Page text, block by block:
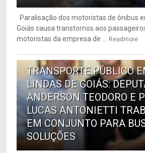
Paralisação dos motoristas de ônibus
Goiás causa transtornos aos
motoristas da empresa de ...
Readmore
TRANSPORTE PÚBLICO
LINDAS DE GOIÁS:
ANDERSON TEODORO E
LUCAS ANTONIETTI
EM CONJUNTO PARA
SOLUÇÕES